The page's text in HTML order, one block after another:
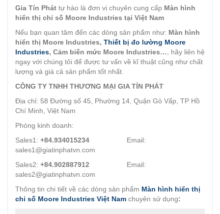
Gia Tín Phát tự hào là đơn vị chuyên cung cấp Màn hình
hiển thị chỉ số Moore Industries tại Việt Nam
Nếu bạn quan tâm đến các dòng sản phẩm như: Màn hình
hiển thị Moore Industries, Thiết bị đo lường Moore
Industries, Cảm biến mức Moore Industries… , hãy liên hệ
ngay với chúng tôi để được tư vấn về kĩ thuật cũng như chất
lượng và giá cả sản phẩm tốt nhất.
CÔNG TY TNHH THƯƠNG MẠI GIA TÍN PHÁT
Địa chỉ: 58 Đường số 45, Phường 14, Quận Gò Vấp, TP Hồ
Chí Minh, Việt Nam
Phòng kinh doanh:
Sales1: +84.934015234 Email:
sales1@giatinphatvn.com
Sales2: +84.902887912 Email:
sales2@giatinphatvn.com
Thông tin chi tiết về các dòng sản phẩm Màn hình hiển thị
chỉ số Moore Industries Việt Nam chuyên sử dụng: